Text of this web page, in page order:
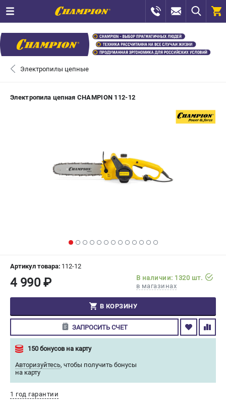
СЕРВИС
МАГАЗИНЫ
ИЗБРАННОЕ ( 0 )
ВХОД ИЛИ РЕГИСТРАЦИЯ
0
ПОДДЕРЖКА
Сервисный центр
Гарантия Champion
Политика обработки персональных данных
Электропилы цепные
Электропила цепная CHAMPION 112-12
Артикул товара: 112-12
4 990 ₽
В наличии: 1320 шт.
в магазинах
В КОРЗИНУ
ЗАПРОСИТЬ СЧЕТ
150 бонусов на карту
Авторизуйтесь, чтобы получить бонусы
на карту
1 год гарантии